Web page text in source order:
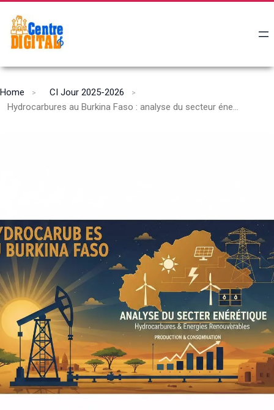
Home
CI Jour 2025-2026
Hydrocarbures au Burkina Faso : analyse du secteur énergétique